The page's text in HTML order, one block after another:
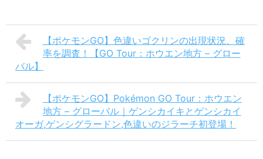
【ポケモンGO】色違いゴクリンの出現状況、確
率を調査！【GO Tour：ホウエン地方 – グロー
バル】
【ポケモンGO】Pokémon GO Tour：ホウエン
地方 – グローバル｜ゲンシカイキとゲンシカイ
オーガ,ゲンシグラードン,色違いのジラーチ初登場！